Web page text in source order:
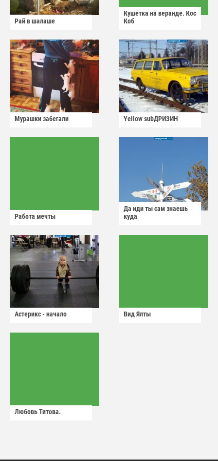
Рай в шалаше
Кушетка на веранде. Кос
Коб
Мурашки забегали Yellow subДРИЗИН
Работа мечты
Да иди ты сам знаешь
куда
Астерикс - начало Вид Ялты
Любовь Титова.